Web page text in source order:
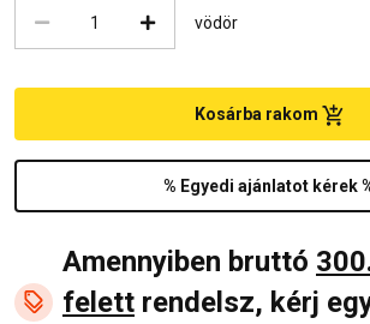
vödör
% Egyedi ajánlatot kérek
Kosárba rakom
Amennyiben bruttó
felett rendelsz, kérj